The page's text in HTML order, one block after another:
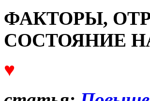
ФАКТОРЫ,
СОСТОЯНИЕ
♥